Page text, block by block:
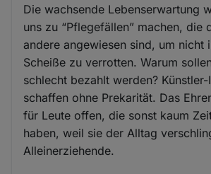
Die wachsende Lebenserwartung
uns zu “Pflegefällen” machen, die
andere angewiesen sind, um nicht
Scheiße zu verrotten. Warum
schlecht bezahlt werden?
schaffen ohne Prekarität. Das
für Leute offen, die sonst kaum
haben, weil sie der Alltag
Alleinerziehende.